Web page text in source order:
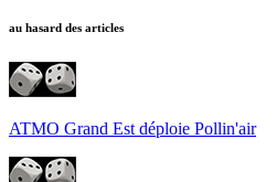
au hasard des articles
ATMO Grand Est déploie Pollin'air